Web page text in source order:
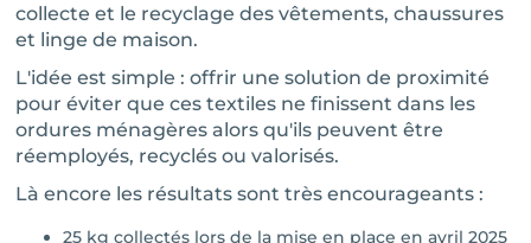
collecte et le recyclage des vêtements, chaussures
et linge de maison.
L'idée est simple : offrir une solution de proximité
pour éviter que ces textiles ne finissent dans les
ordures ménagères alors qu'ils peuvent être
réemployés, recyclés ou valorisés.
Là encore les résultats sont très encourageants :
25 kg collectés lors de la mise en place en avril 2025